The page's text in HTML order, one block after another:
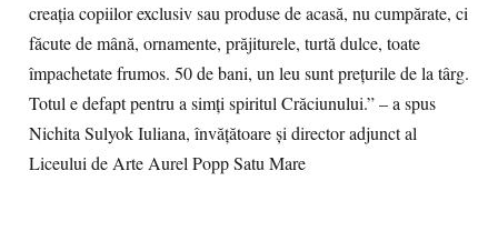
creația copiilor exclusiv sau produse de acasă, nu cumpărate, ci
făcute de mână, ornamente, prăjiturele, turtă dulce, toate
împachetate frumos. 50 de bani, un leu sunt prețurile de la târg.
Totul e defapt pentru a simți spiritul Crăciunului.” – a spus
Nichita Sulyok Iuliana, învățătoare și director adjunct al
Liceului de Arte Aurel Popp Satu Mare